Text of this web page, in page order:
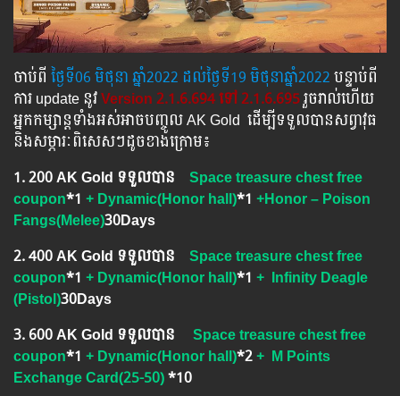
ចាប់ពី ​​ ថ្ងៃ​ទី06 មិថុនា​​​ ឆ្នាំ2022 ដល់​ថ្ងៃ​ទី19​ មិថុនាឆ្នាំ2022បន្ទាប់​​ពី​​
ការ ​update ​នូវ ​Version 2.1.6.694 ទៅ​ 2.1.6.695រួច​​រាល់​​ហើយ​​
អ្នក​​កម្សាន្ដ​​ទាំង​​អស់​​អាច​​បញ្ចូល​ AK Gold ​​ ​ដើម្បី​​ទទួល​​បាន​សព្វាវុធ​
និង​​សម្ភារៈ​ពិសេស​ៗ​ដូច​ខាង​ក្រោម៖​
1.​ 200 AK Gold ទទួលបាន Space treasure chest free
coupon*1 + Dynamic(Honor hall)*1 +Honor – Poison
Fangs(Melee)30Days
2.​ 400 AK Gold ទទួលបាន Space treasure chest free
coupon*1 + Dynamic(Honor hall)*1 + Infinity Deagle
(Pistol)30Days
3.​ 600 AK Gold ទទួលបាន Space treasure chest free
coupon*1 + Dynamic(Honor hall)*2+ M Points
Exchange Card(25-50)*10